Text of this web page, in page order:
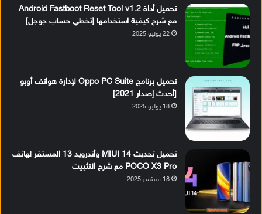
تحميل أداة Android Fastboot Reset Tool v1.2
مع شرح كيفية استخدامها [تخطي حساب جوجل]
22 يوليو 2025
تحميل برنامج Oppo PC Suite لإدارة هواتف أوبو
[أحدث إصدار 2021]
18 يوليو 2025
تحميل تحديث MIUI 14 وأندرويد 13 المستقر لهاتف
POCO X3 Pro مع شرح التثبيت
18 سبتمبر 2025